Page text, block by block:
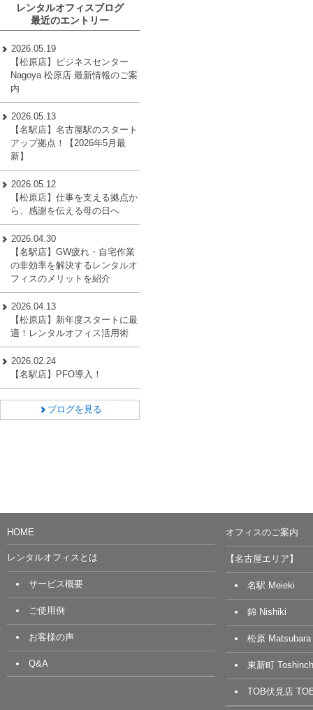
レンタルオフィスブログ
最近のエントリー
2026.05.19
【松原店】ビジネスセンター
Nagoya 松原店 最新情報のご案
内
2026.05.13
【名駅店】名古屋駅のスタート
アップ拠点！【2026年5月最
新】
2026.05.12
【松原店】仕事を支える拠点か
ら、感謝を伝える母の日へ
2026.04.30
【名駅店】GW疲れ・自宅作業
の非効率を解決するレンタルオ
フィスのメリットを紹介
2026.04.13
【松原店】新年度スタートに最
適！レンタルオフィス活用術
2026.02.24
【名駅店】PFO導入！
ブログを見る
HOME
レンタルオフィスとは
サービス概要
ご使用例
お客様の声
Q&A
オフィスのご案内
【名古屋エリア】
名駅 Meieki
錦 Nishiki
松原 Matsubara
東新町
TOB伏見店